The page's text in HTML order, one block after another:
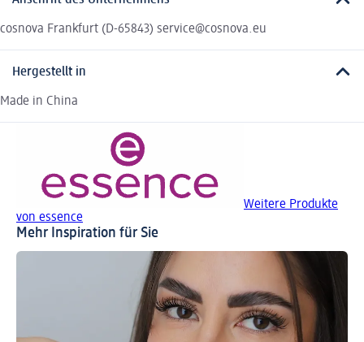
cosnova Frankfurt (D-65843) service@cosnova.eu
Hergestellt in
Made in China
Weitere Produkte
von essence
Mehr Inspiration für Sie